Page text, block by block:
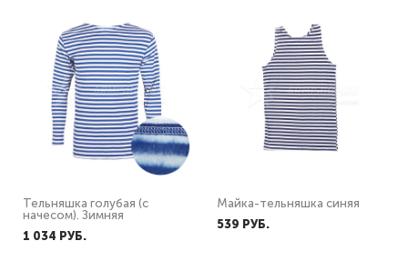
Тельняшка голубая (с
начесом). Зимняя
1 034 PУБ.
Майка-тельняшка синяя
539 PУБ.